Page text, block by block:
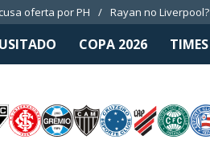
oferta por PH Rayan no Liverpool?
COPA 2026 TIMES